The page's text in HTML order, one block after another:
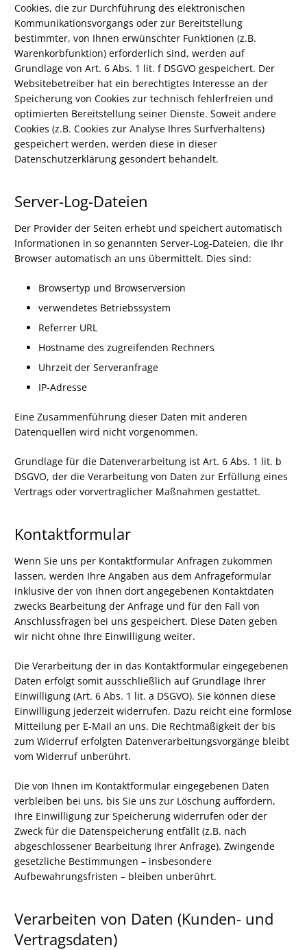
Cookies, die zur Durchführung des elektronischen
Kommunikationsvorgangs oder zur Bereitstellung
bestimmter, von Ihnen erwünschter Funktionen (z.B.
Warenkorbfunktion) erforderlich sind, werden auf
Grundlage von Art. 6 Abs. 1 lit. f DSGVO gespeichert. Der
Websitebetreiber hat ein berechtigtes Interesse an der
Speicherung von Cookies zur technisch fehlerfreien und
optimierten Bereitstellung seiner Dienste. Soweit andere
Cookies (z.B. Cookies zur Analyse Ihres Surfverhaltens)
gespeichert werden, werden diese in dieser
Datenschutzerklärung gesondert behandelt.
Server-Log-Dateien
Der Provider der Seiten erhebt und speichert automatisch
Informationen in so genannten Server-Log-Dateien, die Ihr
Browser automatisch an uns übermittelt. Dies sind:
Browsertyp und Browserversion
verwendetes Betriebssystem
Referrer URL
Hostname des zugreifenden Rechners
Uhrzeit der Serveranfrage
IP-Adresse
Eine Zusammenführung dieser Daten mit anderen
Datenquellen wird nicht vorgenommen.
Grundlage für die Datenverarbeitung ist Art. 6 Abs. 1 lit. b
DSGVO, der die Verarbeitung von Daten zur Erfüllung eines
Vertrags oder vorvertraglicher Maßnahmen gestattet.
Kontaktformular
Wenn Sie uns per Kontaktformular Anfragen zukommen
lassen, werden Ihre Angaben aus dem Anfrageformular
inklusive der von Ihnen dort angegebenen Kontaktdaten
zwecks Bearbeitung der Anfrage und für den Fall von
Anschlussfragen bei uns gespeichert. Diese Daten geben
wir nicht ohne Ihre Einwilligung weiter.
Die Verarbeitung der in das Kontaktformular eingegebenen
Daten erfolgt somit ausschließlich auf Grundlage Ihrer
Einwilligung (Art. 6 Abs. 1 lit. a DSGVO). Sie können diese
Einwilligung jederzeit widerrufen. Dazu reicht eine formlose
Mitteilung per E-Mail an uns. Die Rechtmäßigkeit der bis
zum Widerruf erfolgten Datenverarbeitungsvorgänge bleibt
vom Widerruf unberührt.
Die von Ihnen im Kontaktformular eingegebenen Daten
verbleiben bei uns, bis Sie uns zur Löschung auffordern,
Ihre Einwilligung zur Speicherung widerrufen oder der
Zweck für die Datenspeicherung entfällt (z.B. nach
abgeschlossener Bearbeitung Ihrer Anfrage). Zwingende
gesetzliche Bestimmungen – insbesondere
Aufbewahrungsfristen – bleiben unberührt.
Verarbeiten von Daten (Kunden- und
Vertragsdaten)